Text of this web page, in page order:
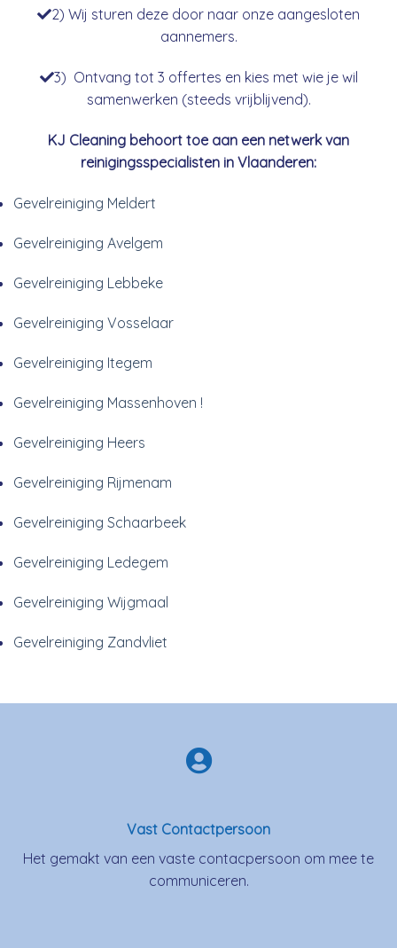
2) Wij sturen deze door naar onze aangesloten
aannemers.
3) Ontvang tot 3 offertes en kies met wie je wil
samenwerken (steeds vrijblijvend).
KJ Cleaning behoort toe aan een netwerk van
reinigingsspecialisten in Vlaanderen:
Gevelreiniging Meldert
Gevelreiniging Avelgem
Gevelreiniging Lebbeke
Gevelreiniging Vosselaar
Gevelreiniging Itegem
Gevelreiniging Massenhoven !
Gevelreiniging Heers
Gevelreiniging Rijmenam
Gevelreiniging Schaarbeek
Gevelreiniging Ledegem
Gevelreiniging Wijgmaal
Gevelreiniging Zandvliet
Vast Contactpersoon
Het gemakt van een vaste contacpersoon om mee te
communiceren.